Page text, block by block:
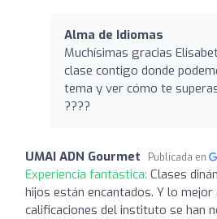
Alma de Idiomas
Muchísimas gracias
clase contigo donde
tema y ver cómo te
????
UMAI ADN Gourmet Publicada en
Experiencia fantástica: Clases
hijos están encantados. Y lo mejor
calificaciones del instituto se han